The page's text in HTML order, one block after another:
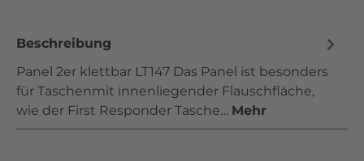
Beschreibung
Panel 2er klettbar LT147 Das Panel ist besonders
für Taschenmit innenliegender Flauschfläche,
wie der First Responder Tasche… Mehr